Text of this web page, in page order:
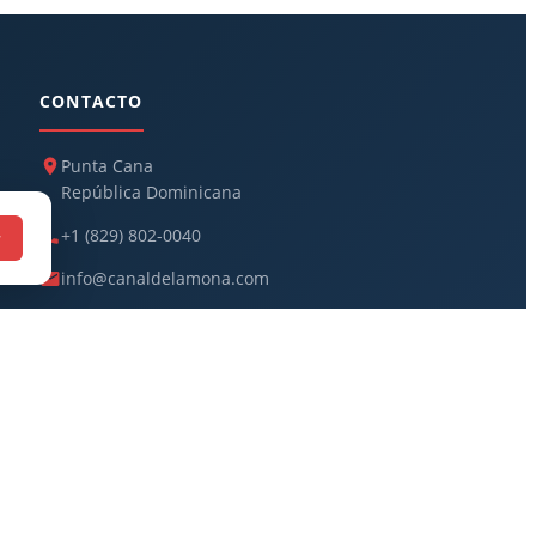
CONTACTO
Punta Cana
República Dominicana
+1 (829) 802-0040
info@canaldelamona.com